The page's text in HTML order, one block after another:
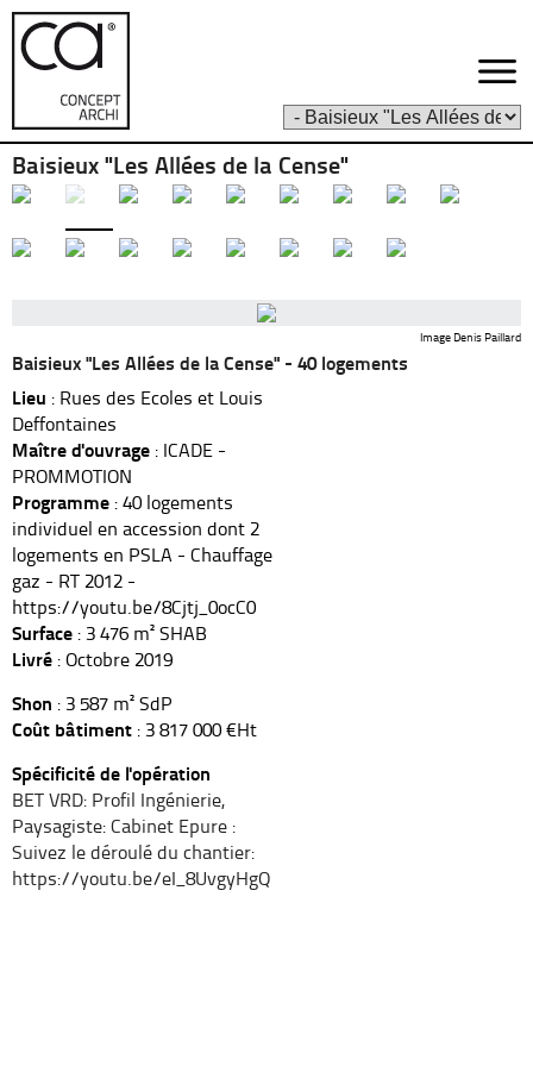
Baisieux "Les Allées de la Cense"
Image Denis Paillard
Baisieux "Les Allées de la Cense" - 40 logements
Lieu : Rues des Ecoles et Louis
Deffontaines
Maître d'ouvrage : ICADE -
PROMMOTION
Programme : 40 logements
individuel en accession dont 2
logements en PSLA - Chauffage
gaz - RT 2012 -
https://youtu.be/8Cjtj_0ocC0
Surface : 3 476 m² SHAB
Livré : Octobre 2019
Shon : 3 587 m² SdP
Coût bâtiment : 3 817 000 €Ht
Spécificité de l'opération
BET VRD: Profil Ingénierie,
Paysagiste: Cabinet Epure :
Suivez le déroulé du chantier:
https://youtu.be/eI_8UvgyHgQ